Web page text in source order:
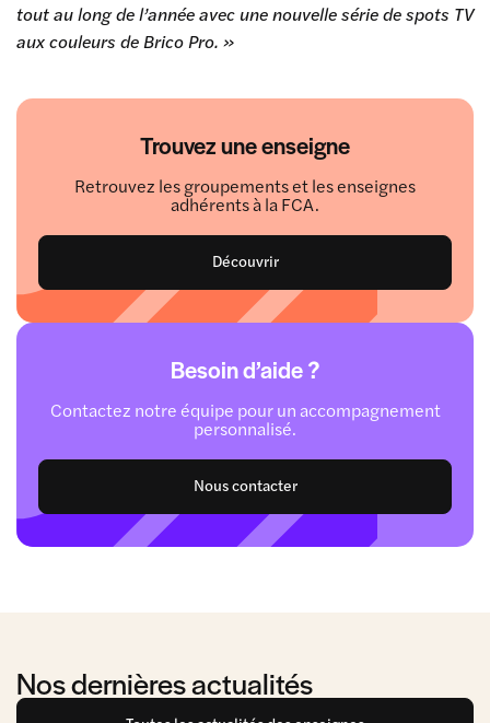
Trouvez une enseigne
Retrouvez les groupements et les enseignes
adhérents à la FCA.
Découvrir
Besoin d’aide ?
Contactez notre équipe pour un accompagnement
personnalisé.
Nous contacter
tout au long de l’année avec une nouvelle série de spots TV
aux couleurs de Brico Pro. »
Nos dernières actualités